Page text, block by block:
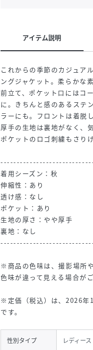
アイテム説明
これからの季節のカジュア
ングジャケット。柔らかな
前立て、ポケット口にはコ
に。きちんと感のあるステ
ラーにも。フロントは着脱
厚手の生地は裏地がなく、
ポケットのロゴ刺繍もさり
着用シーズン：秋
伸縮性：あり
透け感：なし
ポケット：あり
生地の厚さ：やや厚手
裏地：なし
※商品の色味は、撮影場所
色味が違って見える場合が
※定価（税込）は、2026年
です。
性別タイプ レディース